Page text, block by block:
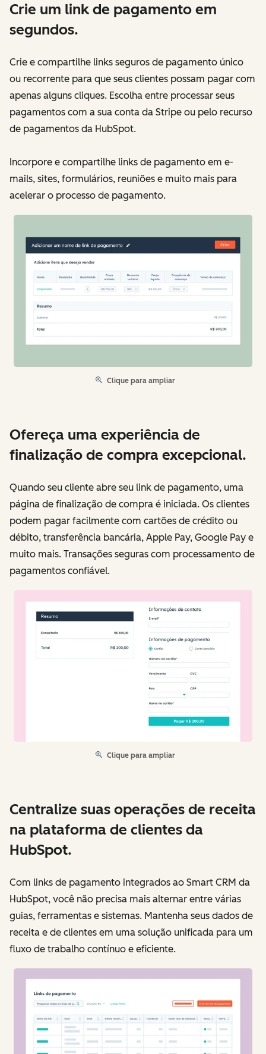
Crie um link de pagamento em
segundos.
Crie e compartilhe links seguros de pagamento único
ou recorrente para que seus clientes possam pagar com
apenas alguns cliques. Escolha entre processar seus
pagamentos com a sua conta da Stripe ou pelo recurso
de pagamentos da HubSpot.
Incorpore e compartilhe links de pagamento em e-
mails, sites, formulários, reuniões e muito mais para
acelerar o processo de pagamento.
Clique para ampliar
Ofereça uma experiência de
finalização de compra excepcional.
Quando seu cliente abre seu link de pagamento, uma
página de finalização de compra é iniciada. Os clientes
podem pagar facilmente com cartões de crédito ou
débito, transferência bancária, Apple Pay, Google Pay e
muito mais. Transações seguras com processamento de
pagamentos confiável.
Clique para ampliar
Centralize suas operações de receita
na plataforma de clientes da
HubSpot.
Com links de pagamento integrados ao Smart CRM da
HubSpot, você não precisa mais alternar entre várias
guias, ferramentas e sistemas. Mantenha seus dados de
receita e de clientes em uma solução unificada para um
fluxo de trabalho contínuo e eficiente.